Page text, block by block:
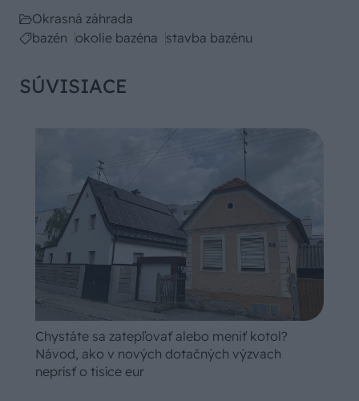
Okrasná záhrada
bazén okolie bazéna stavba bazénu
SÚVISIACE
Chystáte sa zatepľovať alebo meniť kotol?
Návod, ako v nových dotačných výzvach
neprísť o tisíce eur